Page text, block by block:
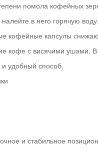
помола кофейных
в него горячую
кофейные капсулы
кофе с висячими ушами.
удобный способ.
и стабильное